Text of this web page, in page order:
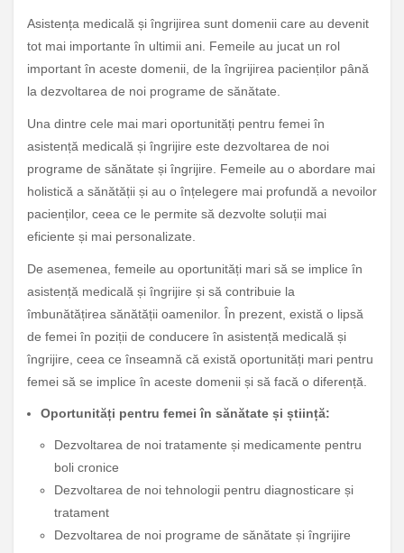
Asistența medicală și îngrijirea sunt domenii care au devenit
tot mai importante în ultimii ani. Femeile au jucat un rol
important în aceste domenii, de la îngrijirea pacienților până
la dezvoltarea de noi programe de sănătate.
Una dintre cele mai mari oportunități pentru femei în
asistență medicală și îngrijire este dezvoltarea de noi
programe de sănătate și îngrijire. Femeile au o abordare mai
holistică a sănătății și au o înțelegere mai profundă a nevoilor
pacienților, ceea ce le permite să dezvolte soluții mai
eficiente și mai personalizate.
De asemenea, femeile au oportunități mari să se implice în
asistență medicală și îngrijire și să contribuie la
îmbunătățirea sănătății oamenilor. În prezent, există o lipsă
de femei în poziții de conducere în asistență medicală și
îngrijire, ceea ce înseamnă că există oportunități mari pentru
femei să se implice în aceste domenii și să facă o diferență.
Oportunități pentru femei în sănătate și știință:
Dezvoltarea de noi tratamente și medicamente pentru
boli cronice
Dezvoltarea de noi tehnologii pentru diagnosticare și
tratament
Dezvoltarea de noi programe de sănătate și îngrijire